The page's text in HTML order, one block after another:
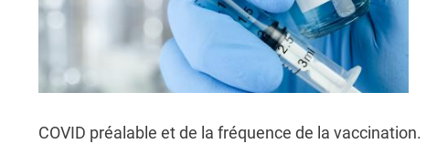
COVID préalable et de la fréquence de la vaccination.